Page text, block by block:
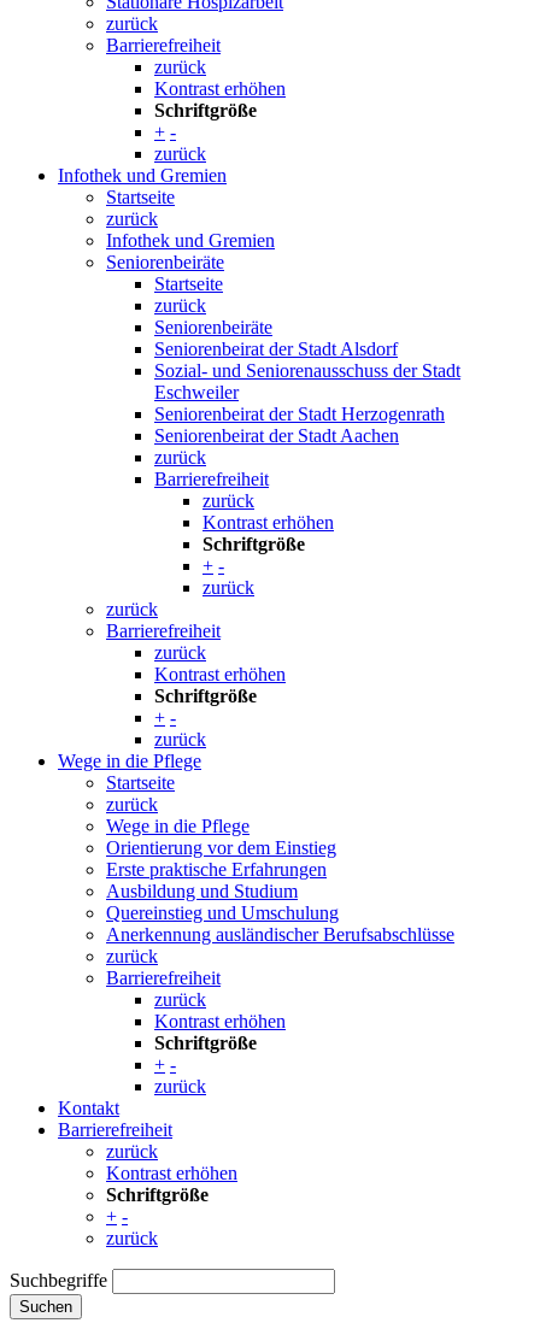
zurück
Barrierefreiheit
zurück
Kontrast erhöhen
Schriftgröße
+ -
zurück
Infothek und Gremien
Startseite
zurück
Infothek und Gremien
Seniorenbeiräte
Startseite
zurück
Seniorenbeiräte
Seniorenbeirat der Stadt Alsdorf
Sozial- und Seniorenausschuss der Stadt
Eschweiler
Seniorenbeirat der Stadt Herzogenrath
Seniorenbeirat der Stadt Aachen
zurück
Barrierefreiheit
zurück
Kontrast erhöhen
Schriftgröße
+ -
zurück
zurück
Barrierefreiheit
zurück
Kontrast erhöhen
Schriftgröße
+ -
zurück
Wege in die Pflege
Startseite
zurück
Wege in die Pflege
Orientierung vor dem Einstieg
Erste praktische Erfahrungen
Ausbildung und Studium
Quereinstieg und Umschulung
Anerkennung ausländischer Berufsabschlüsse
zurück
Barrierefreiheit
zurück
Kontrast erhöhen
Schriftgröße
+ -
zurück
Kontakt
Barrierefreiheit
zurück
Kontrast erhöhen
Schriftgröße
+ -
zurück
Suchbegriffe
Suchen